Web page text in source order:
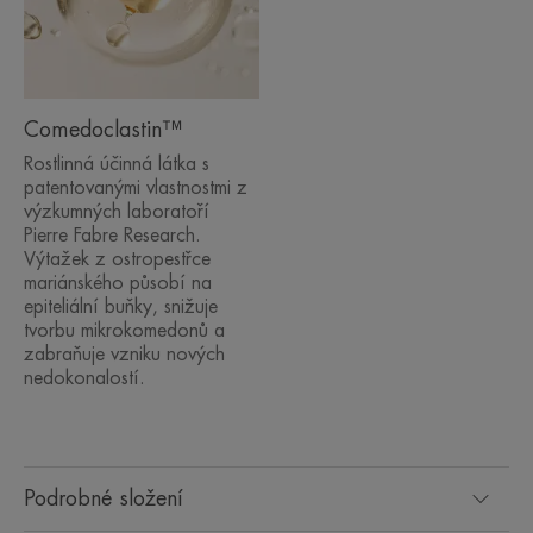
Benefity
• Přesnost laseru*
• 2x méně nedokonalostí a jizev***
• Viditelně vyhlazená pleť
• Exfoliuje, zpevňuje a vyhlazuje pleť
• Zlepšuje texturu pleti a sjednocuje její tón
• Redukuje nadměrnou tvorbu mazu a lesk
• Stahuje póry a zmatňuje pleť
• Viditelné výsledky již po první aplikaci****
TEXTURA
Podrobné složení
Comedoclastin™
Rostlinná účinná látka s
patentovanými vlastnostmi z
výzkumných laboratoří
Pierre Fabre Research.
Výtažek z ostropestřce
mariánského působí na
epiteliální buňky, snižuje
tvorbu mikrokomedonů a
zabraňuje vzniku nových
nedokonalostí.